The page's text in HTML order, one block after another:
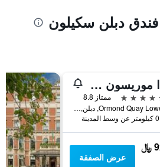
فندق دبلن سكيلون
ذا موريسون دوبلين، كوريو كوليكشن باي هيلتون
ممتاز 8.8
Ormond Quay Lower, دبلن, أيرلندا
المدينة
﷼
عرض الصفقة